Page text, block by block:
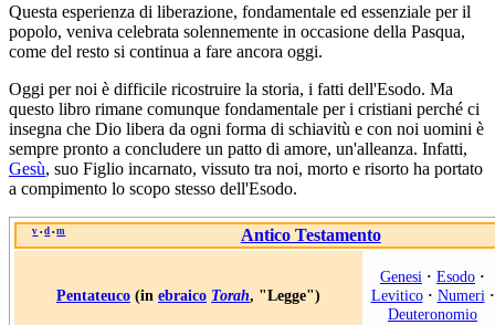
Questa esperienza di liberazione, fondamentale ed essenziale per il
popolo, veniva celebrata solennemente in occasione della Pasqua,
come del resto si continua a fare ancora oggi.
Oggi per noi è difficile ricostruire la storia, i fatti dell'Esodo. Ma
questo libro rimane comunque fondamentale per i cristiani perché ci
insegna che Dio libera da ogni forma di schiavitù e con noi uomini è
sempre pronto a concludere un patto di amore, un'alleanza. Infatti,
Gesù, suo Figlio incarnato, vissuto tra noi, morto e risorto ha portato
a compimento lo scopo stesso dell'Esodo.
v • d • m Antico Testamento
Pentateuco (in ebraico Torah, "Legge")
Genesi · Esodo ·
Levitico· Numeri·
Deuteronomio